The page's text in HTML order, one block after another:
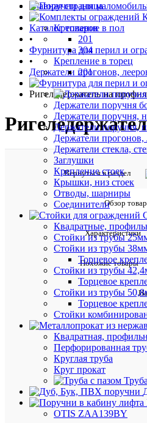
Крепление в пол
201
304
Крепление в торец
201
Держатели поручня
Держатели поручня,
Держатели поручня,
Держатели прогонов,
Держатели стекла,
Заглушки
Крепление стоек
Крышки, низ стоек
Отводы, шарниры
Соединители
Квадратные,
Стойки из трубы
Стойки из трубы
Торцевое
Стойки из трубы
Торцевое
Стойки из трубы
Торцевое
Стойки
Квадратная,
Перфорированная
Круглая труба
Круг прокат
OTIS ZAA139BY
Главная страница
•
Каталог товаров
•
Фурнитура для перил и
•
Держатели прогонов,
•
Ригеледержатель на
Вернуться в раздел
Обзор
Характеристики
Похожие товары